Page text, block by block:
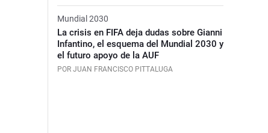
Mundial 2030
La crisis en FIFA deja dudas sobre Gianni
Infantino, el esquema del Mundial 2030 y
el futuro apoyo de la AUF
POR JUAN FRANCISCO PITTALUGA